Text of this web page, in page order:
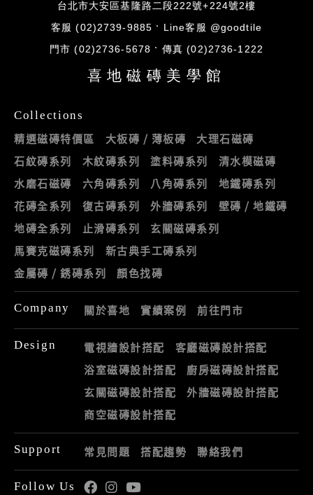
台北市大安區基隆路二段222號+224號2樓
客服 (02)2739-9885 Line客服 @goodtile
門市 (02)2736-5678 傳真 (02)2736-1222
喜地磁磚美學館
Collections
精選磁磚特價區 大板磚 / 薄板磚
大理石磁磚
石紋磚系列
木紋磚系列 塗料磚系列
清水模磁磚
水磨石磁磚
六角磚系列 八角磚系列
地鐵磚系列
花磚全系列
復古磚系列 外牆磚系列
壁磚 / 地鐵磚
地磚全系列
止滑磚系列
玄關磁磚系列
馬賽克磁磚系列
新古典手工磚系列
金屬磚 / 銹磚系列
顏色找磚
Company 關於喜地 實績案例 前往門市
Design 電視牆設計搭配
客廳磁磚設計搭配
浴室磁磚設計搭配
廚房磁磚設計搭配
玄關磁磚設計搭配
外牆磁磚設計搭配
商空磁磚設計搭配
Support 常見問題 搭配趨勢 聯絡我們
Follow Us